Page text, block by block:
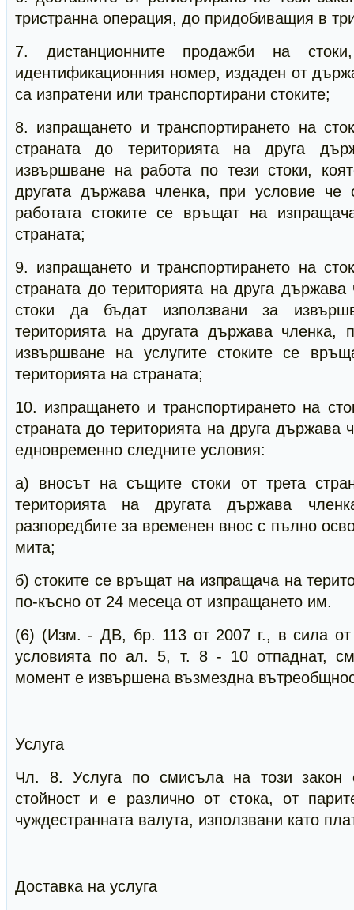
тристранна операция, до придобиващия в
7. дистанционните продажби на
идентификационния номер, издаден от
са изпратени или транспортирани стоките;
8. изпращането и транспортирането на
страната до територията на друга
извършване на работа по тези стоки,
другата държава членка, при условие че
работата стоките се връщат на
страната;
9. изпращането и транспортирането на
страната до територията на друга
стоки да бъдат използвани за
територията на другата държава членка,
извършване на услугите стоките се
територията на страната;
10. изпращането и транспортирането на
страната до територията на друга държава
едновременно следните условия:
а) вносът на същите стоки от трета
територията на другата държава
разпоредбите за временен внос с пълно
мита;
б) стоките се връщат на изпращача на
по-късно от 24 месеца от изпращането им.
(6) (Изм. - ДВ, бр. 113 от 2007 г., в сила от
условията по ал. 5, т. 8 - 10 отпаднат,
момент е извършена възмездна
Услуга
Чл. 8. Услуга по смисъла на този закон
стойност и е различно от стока, от
чуждестранната валута, използвани като
Доставка на услуга